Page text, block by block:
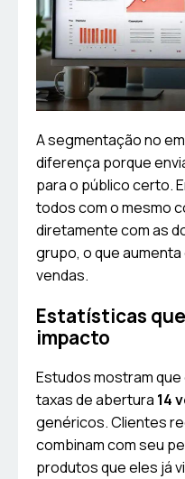
A segmentação no
diferença porque
para o público certo.
todos com o mesmo
diretamente com as
grupo, o que
vendas.
Estatísticas
impacto
Estudos mostram
taxas de abertura 14
genéricos. Clientes
combinam com seu
produtos que eles já